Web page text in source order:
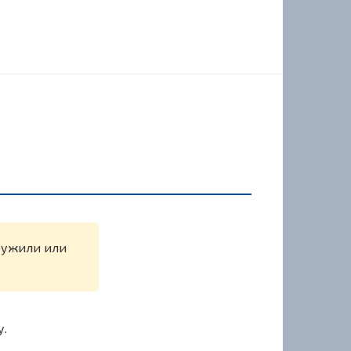
или